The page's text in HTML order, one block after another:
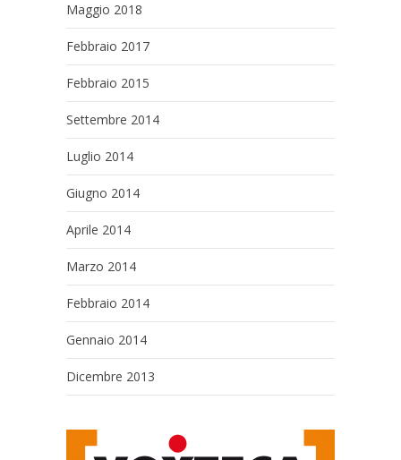
Maggio 2018
Febbraio 2017
Febbraio 2015
Settembre 2014
Luglio 2014
Giugno 2014
Aprile 2014
Marzo 2014
Febbraio 2014
Gennaio 2014
Dicembre 2013